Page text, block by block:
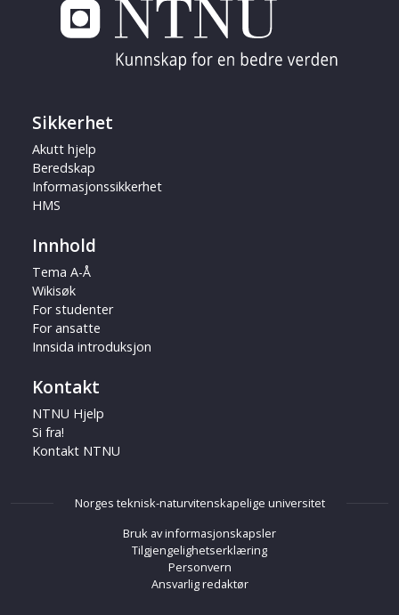
Sikkerhet
Akutt hjelp
Beredskap
Informasjonssikkerhet
HMS
Innhold
Tema A-Å
Wikisøk
For studenter
For ansatte
Innsida introduksjon
Kontakt
NTNU Hjelp
Si fra!
Kontakt NTNU
Norges teknisk-naturvitenskapelige universitet
Bruk av informasjonskapsler
Tilgjengelighetserklæring
Personvern
Ansvarlig redaktør